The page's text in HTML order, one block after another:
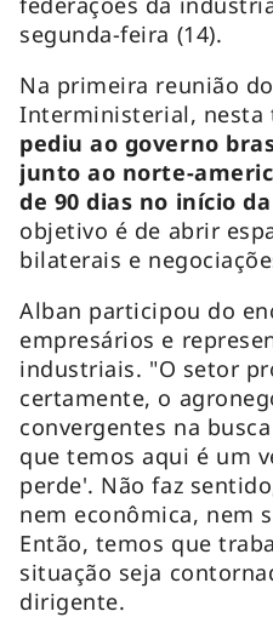
segunda-feira (14).
Na primeira reunião
Interministerial,
pediu ao governo
junto ao norte-
de 90 dias no início
objetivo é de abrir
bilaterais e
Alban participou do
empresários e
industriais. "O setor
certamente, o
convergentes na
que temos aqui é um
perde'. Não faz
nem econômica, nem
Então, temos que
situação seja
dirigente.